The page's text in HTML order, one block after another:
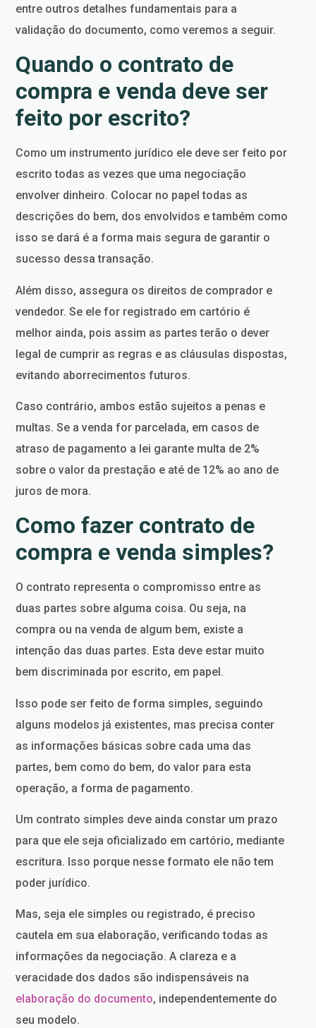
entre outros detalhes fundamentais para a
validação do documento, como veremos a seguir.
Quando o contrato de
compra e venda deve ser
feito por escrito?
Como um instrumento jurídico ele deve ser feito por
escrito todas as vezes que uma negociação
envolver dinheiro. Colocar no papel todas as
descrições do bem, dos envolvidos e também como
isso se dará é a forma mais segura de garantir o
sucesso dessa transação.
Além disso, assegura os direitos de comprador e
vendedor. Se ele for registrado em cartório é
melhor ainda, pois assim as partes terão o dever
legal de cumprir as regras e as cláusulas dispostas,
evitando aborrecimentos futuros.
Caso contrário, ambos estão sujeitos a penas e
multas. Se a venda for parcelada, em casos de
atraso de pagamento a lei garante multa de 2%
sobre o valor da prestação e até de 12% ao ano de
juros de mora.
Como fazer contrato de
compra e venda simples?
O contrato representa o compromisso entre as
duas partes sobre alguma coisa. Ou seja, na
compra ou na venda de algum bem, existe a
intenção das duas partes. Esta deve estar muito
bem discriminada por escrito, em papel.
Isso pode ser feito de forma simples, seguindo
alguns modelos já existentes, mas precisa conter
as informações básicas sobre cada uma das
partes, bem como do bem, do valor para esta
operação, a forma de pagamento.
Um contrato simples deve ainda constar um prazo
para que ele seja oficializado em cartório, mediante
escritura. Isso porque nesse formato ele não tem
poder jurídico.
Mas, seja ele simples ou registrado, é preciso
cautela em sua elaboração, verificando todas as
informações da negociação. A clareza e a
veracidade dos dados são indispensáveis na
elaboração do documento, independentemente do
seu modelo.